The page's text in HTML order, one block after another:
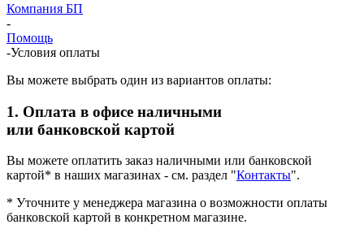
Компания БП
-
Помощь
-Условия оплаты
Вы можете выбрать один из вариантов оплаты:
1. Оплата в офисе наличными
или банковской картой
Вы можете оплатить заказ наличными или банковской
картой* в наших магазинах - см. раздел "Контакты".
* Уточните у менеджера магазина о возможности оплаты
банковской картой в конкретном магазине.